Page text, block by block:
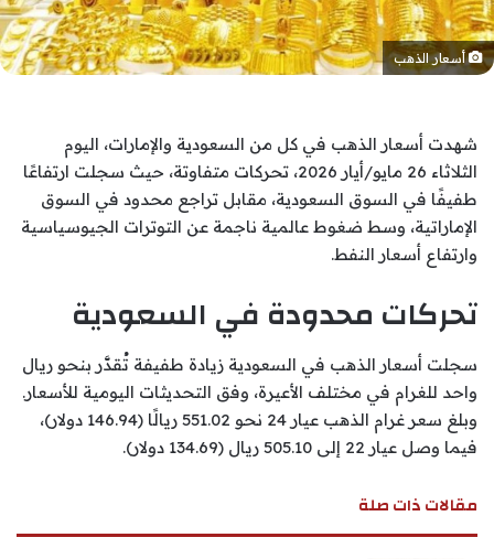
أسعار الذهب
شهدت أسعار الذهب في كل من السعودية والإمارات، اليوم
الثلاثاء 26 مايو/أيار 2026، تحركات متفاوتة، حيث سجلت ارتفاعًا
طفيفًا في السوق السعودية، مقابل تراجع محدود في السوق
الإماراتية، وسط ضغوط عالمية ناجمة عن التوترات الجيوسياسية
وارتفاع أسعار النفط.
تحركات محدودة في السعودية
سجلت أسعار الذهب في السعودية زيادة طفيفة تُقدَّر بنحو ريال
واحد للغرام في مختلف الأعيرة، وفق التحديثات اليومية للأسعار.
وبلغ سعر غرام الذهب عيار 24 نحو 551.02 ريالًا (146.94 دولار)،
فيما وصل عيار 22 إلى 505.10 ريال (134.69 دولار).
مقالات ذات صلة